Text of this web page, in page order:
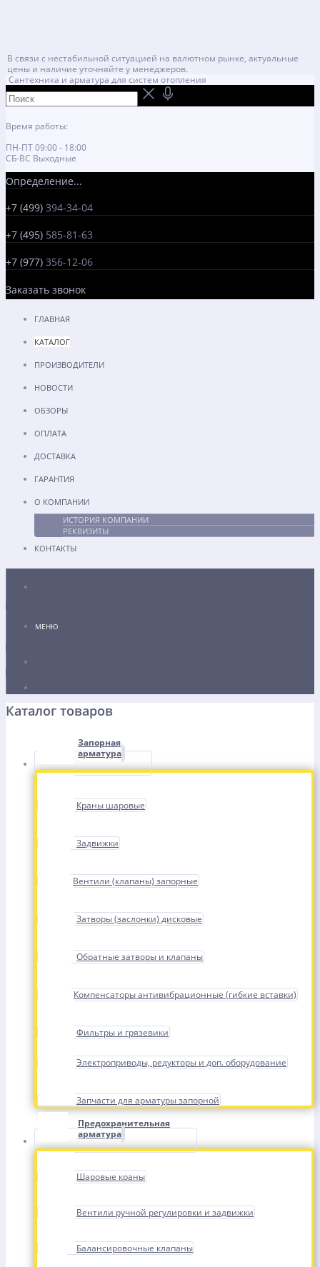
В связи с нестабильной ситуацией на валютном рынке, актуальные
цены и наличие уточняйте у менеджеров.
Сантехника и арматура для систем отопления
Время работы:
ПН-ПТ 09:00 - 18:00
СБ-ВС Выходные
Определение...
+7 (499) 394-34-04
+7 (495) 585-81-63
+7 (977) 356-12-06
Заказать звонок
ГЛАВНАЯ
КАТАЛОГ
ПРОИЗВОДИТЕЛИ
НОВОСТИ
ОБЗОРЫ
ОПЛАТА
ДОСТАВКА
ГАРАНТИЯ
О КОМПАНИИ
ИСТОРИЯ КОМПАНИИ
РЕКВИЗИТЫ
КОНТАКТЫ
МЕНЮ
Каталог товаров
Запорная
арматура
Краны шаровые
Задвижки
Вентили (клапаны) запорные
Затворы (заслонки) дисковые
Обратные затворы и клапаны
Компенсаторы антивибрационные (гибкие вставки)
Фильтры и грязевики
Электроприводы, редукторы и доп. оборудование
Запчасти для арматуры запорной
Предохранительная
арматура
Шаровые краны
Вентили ручной регулировки и задвижки
Балансировочные клапаны